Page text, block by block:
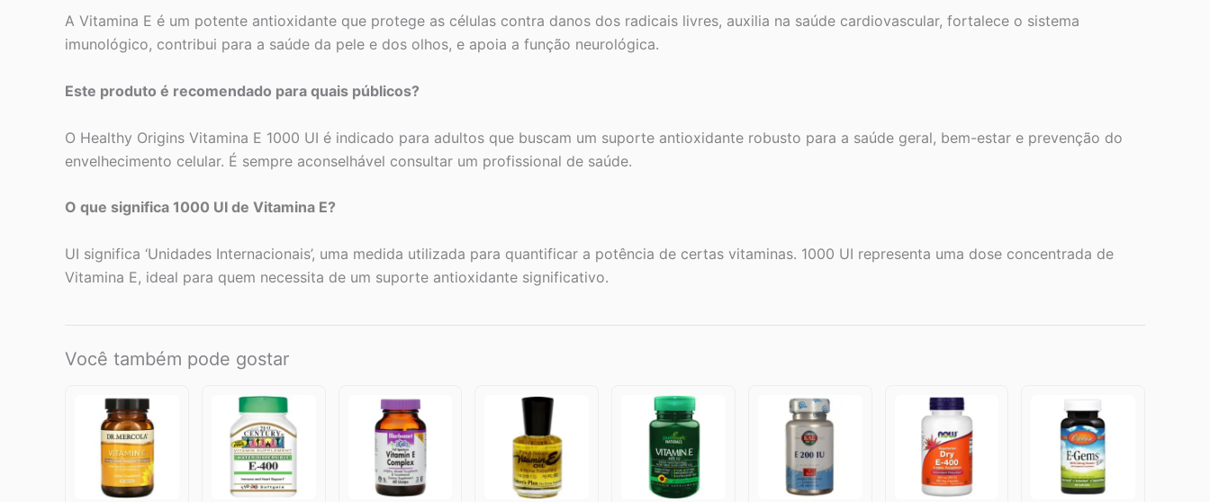
A Vitamina E é um potente antioxidante que protege as células contra danos dos radicais livres, auxilia na saúde cardiovascular, fortalece o sistema
imunológico, contribui para a saúde da pele e dos olhos, e apoia a função neurológica.
Este produto é recomendado para quais públicos?
O Healthy Origins Vitamina E 1000 UI é indicado para adultos que buscam um suporte antioxidante robusto para a saúde geral, bem-estar e prevenção do
envelhecimento celular. É sempre aconselhável consultar um profissional de saúde.
O que significa 1000 UI de Vitamina E?
UI significa ‘Unidades Internacionais’, uma medida utilizada para quantificar a potência de certas vitaminas. 1000 UI representa uma dose concentrada de
Vitamina E, ideal para quem necessita de um suporte antioxidante significativo.
Você também pode gostar